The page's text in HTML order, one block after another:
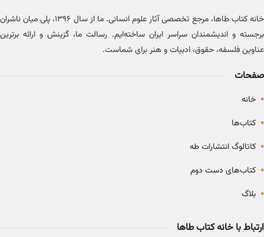
خانه کتاب طاها، مرجع تخصصی آثار علوم انسانی. ما از سال ۱۳۹۶، پلی میان ناشران
برجسته و اندیشمندان سراسر ایران ساخته‌ایم. رسالت ما، گزینش و ارائه برترین
عناوین فلسفه، حقوق، ادبیات و هنر برای شماست.
صفحات
• خانه
• کتاب‌ها
• کاتالوگ انتشارات طه
• کتاب‌های دست دوم
• بلاگ
ارتباط با خانه کتاب طاها